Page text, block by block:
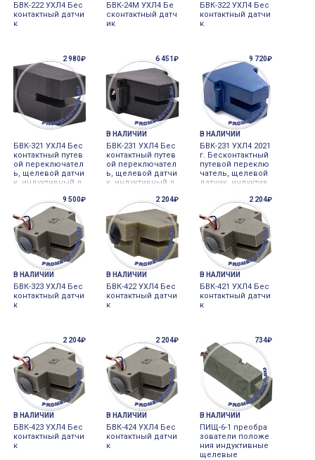
БВК-222 УХЛ4 Бес
контактный датчи
к
БВК-24M УХЛ4 Бе
сконтактный датч
ик
БВК-322 УХЛ4 Бес
контактный датчи
к
2 980₽
БВК-321 УХЛ4 Бес
контактный путев
ой переключател
ь, щелевой датчи
к, индуктивный д
ли 10 мм
6 451₽
В НАЛИЧИИ
БВК-231 УХЛ4 Бес
контактный путев
ой переключател
ь, щелевой датчи
к, индуктивный д
ли 10 мм
9 720₽
В НАЛИЧИИ
БВК-231 УХЛ4 2021
г. Бесконтактный
путевой переклю
чатель, щелевой
датчик, индуктив
на щели 10 мм, 91
Ом 5W 250mA
9 500₽
В НАЛИЧИИ
БВК-323 УХЛ4 Бес
контактный датчи
к
2 204₽
В НАЛИЧИИ
БВК-422 УХЛ4 Бес
контактный датчи
к
2 204₽
В НАЛИЧИИ
БВК-421 УХЛ4 Бес
контактный датчи
к
2 204₽
В НАЛИЧИИ
БВК-423 УХЛ4 Бес
контактный датчи
к
2 204₽
В НАЛИЧИИ
БВК-424 УХЛ4 Бес
контактный датчи
к
734₽
В НАЛИЧИИ
ПИЩ-6-1 преобра
зователи положе
ния индуктивные
щелевые